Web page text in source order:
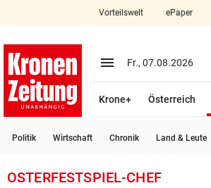
account_circle Anmelden
Vorteilswelt ePaper
menu Menü aufklappen
Fr., 07.08.2026
Krone+ Österreich
Politik Wirtschaft Chronik Land & Leute
OSTERFESTSPIEL-CHEF